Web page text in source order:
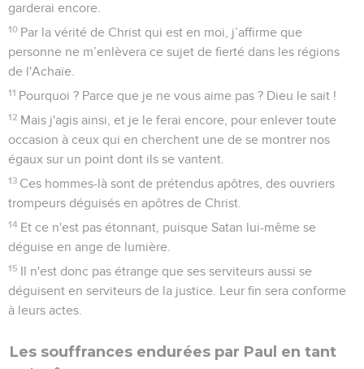
garderai encore.
10 Par la vérité de Christ qui est en moi, j’affirme que
personne ne m’enlèvera ce sujet de fierté dans les régions
de l'Achaïe.
11 Pourquoi ? Parce que je ne vous aime pas ? Dieu le sait !
12 Mais j'agis ainsi, et je le ferai encore, pour enlever toute
occasion à ceux qui en cherchent une de se montrer nos
égaux sur un point dont ils se vantent.
13 Ces hommes-là sont de prétendus apôtres, des ouvriers
trompeurs déguisés en apôtres de Christ.
14 Et ce n'est pas étonnant, puisque Satan lui-même se
déguise en ange de lumière.
15 Il n'est donc pas étrange que ses serviteurs aussi se
déguisent en serviteurs de la justice. Leur fin sera conforme
à leurs actes.
Les souffrances endurées par Paul en tant